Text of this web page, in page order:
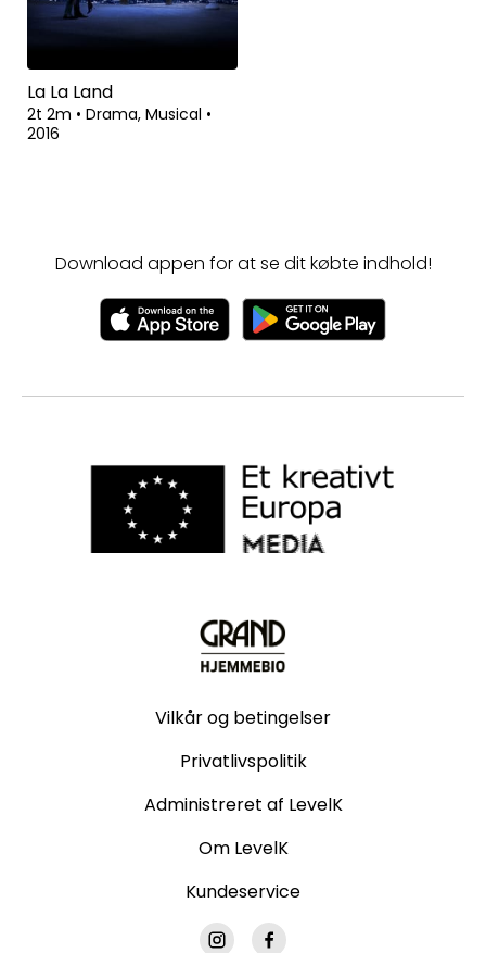
La La Land
2t 2m • Drama, Musical •
2016
Download appen for at se dit købte indhold!
Vilkår og betingelser
Privatlivspolitik
Administreret af LevelK
Om LevelK
Kundeservice